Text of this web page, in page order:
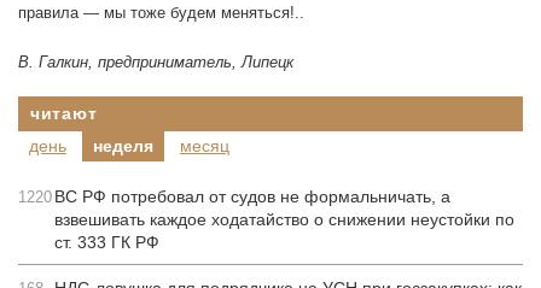
правила — мы тоже будем меняться!..
В. Галкин, предприниматель, Липецк
читают
день
неделя месяц
1220 ВС РФ потребовал от судов не формальничать, а
взвешивать каждое ходатайство о снижении неустойки по
ст. 333 ГК РФ